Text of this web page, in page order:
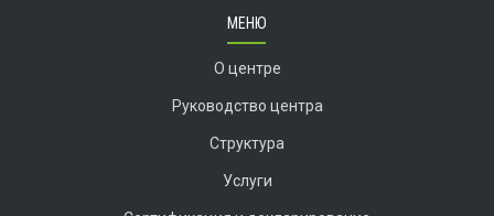
МЕНЮ
О центре
Руководство центра
Структура
Услуги